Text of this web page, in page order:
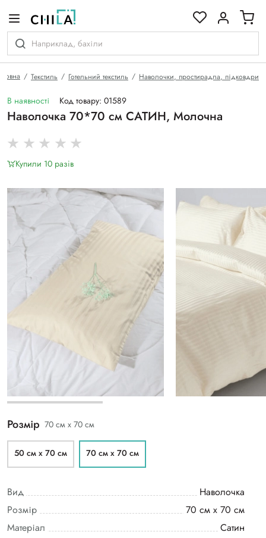
Текстиль Готельний текстиль Наволочки, простирадла, підковдри
В наявності Код товару: 01589
Наволочка 70*70 см САТИН, Молочна
Купили 10 разiв
Розмір 70 см х 70 см
50 см х 70 см 70 см х 70 см
Вид
Наволочка
Розмір
70 см х 70 см
Матеріал
Сатин
гамі